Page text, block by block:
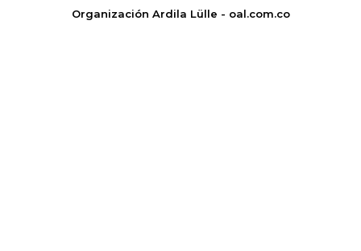
Organización Ardila Lülle - oal.com.co